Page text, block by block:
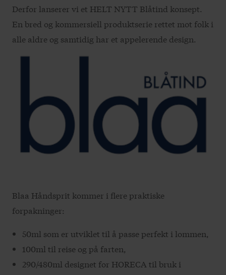
Derfor lanserer vi et HELT NYTT Blåtind konsept.
En bred og kommersiell produktserie rettet mot folk i
alle aldre og samtidig har et appelerende design.
Blaa Håndsprit kommer i flere praktiske
forpakninger:
50ml som er utviklet til å passe perfekt i lommen,
100ml til reise og på farten,
290/480ml designet for HORECA til bruk i